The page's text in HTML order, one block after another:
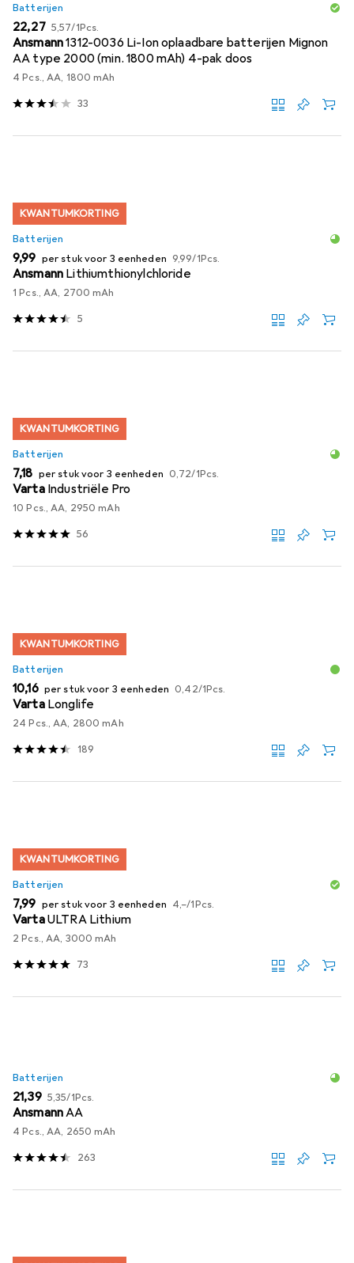
Batterijen
EUR
22,27 EUR
5,57/1Pcs.
Ansmann1312-0036 Li-Ion oplaadbare batterijen Mignon
AA type 2000 (min. 1800 mAh) 4-pak doos
4 Pcs., AA, 1800 mAh
33
KWANTUMKORTING
Batterijen
EUR
9,99 per stuk voor 3 eenheden EUR
9,99/1Pcs.
Ansmann Lithiumthionylchloride
1 Pcs., AA, 2700 mAh
5
KWANTUMKORTING
Batterijen
EUR
7,18 per stuk voor 3 eenheden EUR
0,72/1Pcs.
Varta Industriële Pro
10 Pcs., AA, 2950 mAh
56
KWANTUMKORTING
Batterijen
EUR
10,16 per stuk voor 3 eenheden EUR
0,42/1Pcs.
Varta Longlife
24 Pcs., AA, 2800 mAh
189
KWANTUMKORTING
Batterijen
EUR
7,99 per stuk voor 3 eenheden EUR
4,–/1Pcs.
VartaULTRA Lithium
2 Pcs., AA, 3000 mAh
73
Batterijen
EUR
21,39 EUR
5,35/1Pcs.
AnsmannAA
4 Pcs., AA, 2650 mAh
263